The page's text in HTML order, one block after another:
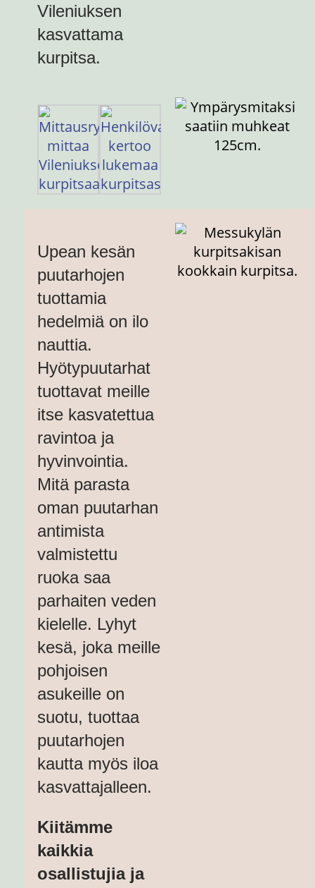
Vileniuksen
kasvattama
kurpitsa.
Upean kesän
puutarhojen
tuottamia
hedelmiä on ilo
nauttia.
Hyötypuutarhat
tuottavat meille
itse kasvatettua
ravintoa ja
hyvinvointia.
Mitä parasta
oman puutarhan
antimista
valmistettu
ruoka saa
parhaiten veden
kielelle. Lyhyt
kesä, joka meille
pohjoisen
asukeille on
suotu, tuottaa
puutarhojen
kautta myös iloa
kasvattajalleen.
Kiitämme
kaikkia
osallistujia ja